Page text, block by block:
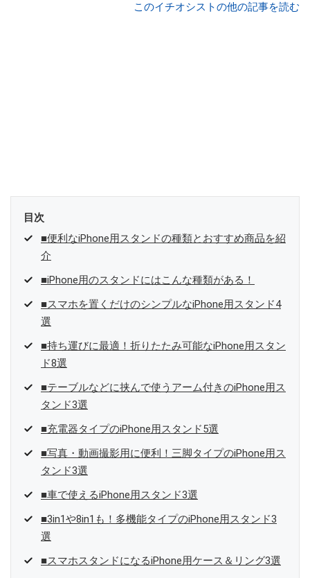
インフルエンサーが実際に使用してレビューしています。毎日トレン
このイチオシストの他の記事を読む
目次
■便利なiPhone用スタンドの種類とおすすめ商品を紹
介
■iPhone用のスタンドにはこんな種類がある！
■スマホを置くだけのシンプルなiPhone用スタンド4
選
■持ち運びに最適！折りたたみ可能なiPhone用スタン
ド8選
■テーブルなどに挟んで使うアーム付きのiPhone用ス
タンド3選
■充電器タイプのiPhone用スタンド5選
■写真・動画撮影用に便利！三脚タイプのiPhone用ス
タンド3選
■車で使えるiPhone用スタンド3選
■3in1や8in1も！多機能タイプのiPhone用スタンド3
選
■スマホスタンドになるiPhone用ケース＆リング3選